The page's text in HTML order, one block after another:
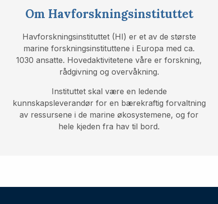
Om Havforskningsinstituttet
Havforskningsinstituttet (HI) er et av de største
marine forskningsinstituttene i Europa med ca.
1030 ansatte. Hovedaktivitetene våre er forskning,
rådgivning og overvåkning.
Instituttet skal være en ledende
kunnskapsleverandør for en bærekraftig forvaltning
av ressursene i de marine økosystemene, og for
hele kjeden fra hav til bord.